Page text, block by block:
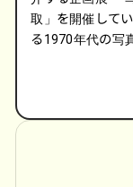
取」を開催して
る1970年代の写